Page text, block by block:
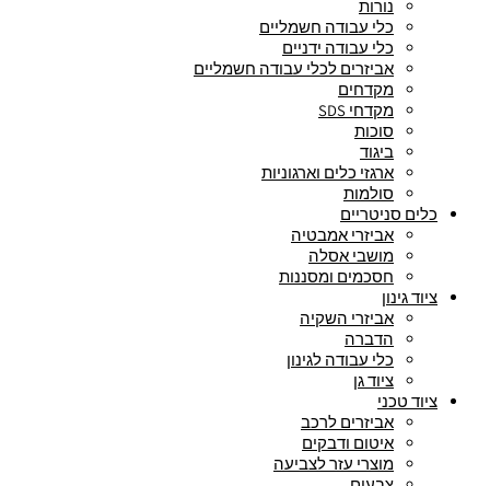
נורות
כלי עבודה חשמליים
כלי עבודה ידניים
אביזרים לכלי עבודה חשמליים
מקדחים
מקדחי SDS
סוכות
ביגוד
ארגזי כלים וארגוניות
סולמות
כלים סניטריים
אביזרי אמבטיה
מושבי אסלה
חסכמים ומסננות
ציוד גינון
אביזרי השקיה
הדברה
כלי עבודה לגינון
ציוד גן
ציוד טכני
אביזרים לרכב
איטום ודבקים
מוצרי עזר לצביעה